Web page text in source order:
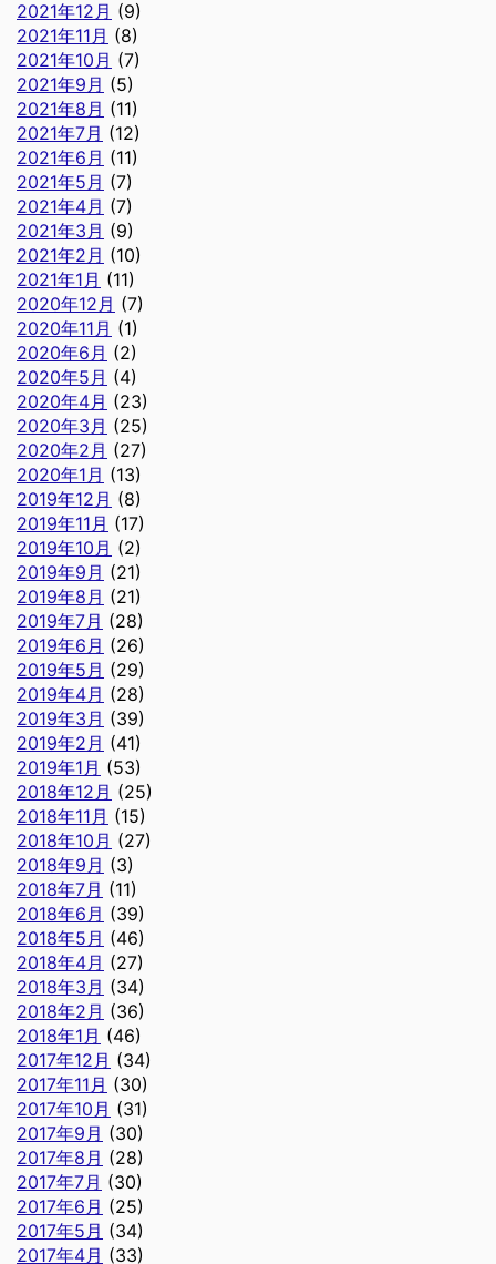
2021年12月 (9)
2021年11月 (8)
2021年10月 (7)
2021年9月 (5)
2021年8月 (11)
2021年7月 (12)
2021年6月 (11)
2021年5月 (7)
2021年4月 (7)
2021年3月 (9)
2021年2月 (10)
2021年1月 (11)
2020年12月 (7)
2020年11月 (1)
2020年6月 (2)
2020年5月 (4)
2020年4月 (23)
2020年3月 (25)
2020年2月 (27)
2020年1月 (13)
2019年12月 (8)
2019年11月 (17)
2019年10月 (2)
2019年9月 (21)
2019年8月 (21)
2019年7月 (28)
2019年6月 (26)
2019年5月 (29)
2019年4月 (28)
2019年3月 (39)
2019年2月 (41)
2019年1月 (53)
2018年12月 (25)
2018年11月 (15)
2018年10月 (27)
2018年9月 (3)
2018年7月 (11)
2018年6月 (39)
2018年5月 (46)
2018年4月 (27)
2018年3月 (34)
2018年2月 (36)
2018年1月 (46)
2017年12月 (34)
2017年11月 (30)
2017年10月 (31)
2017年9月 (30)
2017年8月 (28)
2017年7月 (30)
2017年6月 (25)
2017年5月 (34)
2017年4月 (33)